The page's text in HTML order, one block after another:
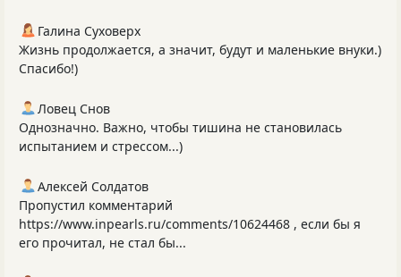
Галина Суховерх
Жизнь продолжается, а значит, будут и маленькие внуки.)
Спасибо!)
Ловец Снов
Однозначно. Важно, чтобы тишина не становилась
испытанием и стрессом...)
Алексей Солдатов
Пропустил комментарий
https://www.inpearls.ru/comments/10624468 , если бы я
его прочитал, не стал бы...